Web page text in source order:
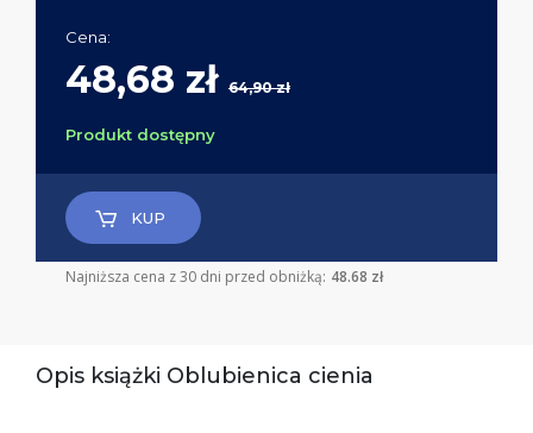
Cena:
48,68 zł 64,90 zł
Produkt dostępny
KUP
Najniższa cena z 30 dni przed obniżką: 48.68 zł
Opis książki Oblubienica cienia